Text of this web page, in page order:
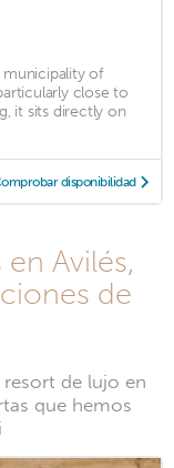
municipality of
close to
it sits directly on
disponibilidad
Avilés,
de
de lujo en
que hemos